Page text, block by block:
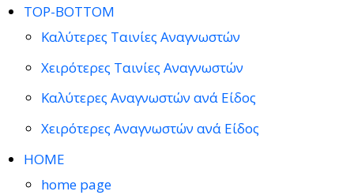
TOP-BOTTOM
Καλύτερες Ταινίες Αναγνωστών
Χειρότερες Ταινίες Αναγνωστών
Καλύτερες Αναγνωστών ανά Είδος
Χειρότερες Αναγνωστών ανά Είδος
HOME
home page